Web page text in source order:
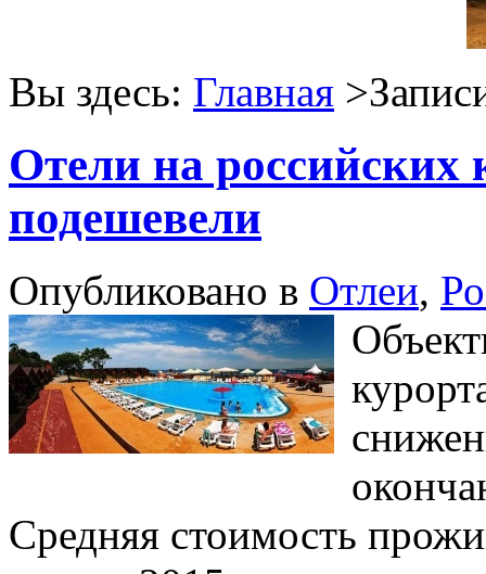
Вы здесь: Главная
Отели на российских
подешевели
Опубликовано в Отлеи,
Средняя стоимость